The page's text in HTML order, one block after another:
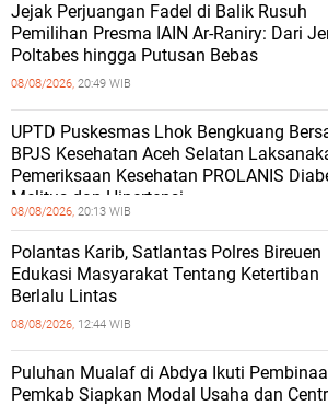
Jejak Perjuangan Fadel di Balik Rusuh
Pemilihan Presma IAIN Ar-Raniry: Dari
Poltabes hingga Putusan Bebas
08/08/2026, 20:49 WIB
UPTD Puskesmas Lhok Bengkuang
BPJS Kesehatan Aceh Selatan
Pemeriksaan Kesehatan PROLANIS
Melitus dan Hipertensi
08/08/2026, 20:13 WIB
Polantas Karib, Satlantas Polres Bireuen
Edukasi Masyarakat Tentang Ketertiban
Berlalu Lintas
08/08/2026, 12:44 WIB
Puluhan Mualaf di Abdya Ikuti
Pemkab Siapkan Modal Usaha dan